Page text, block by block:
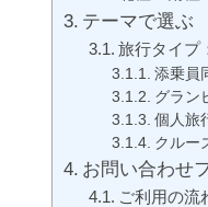
テーマで選ぶ
旅行タイプ
添乗員
グラン
個人旅
クルー
お問い合わせ
ご利用の流